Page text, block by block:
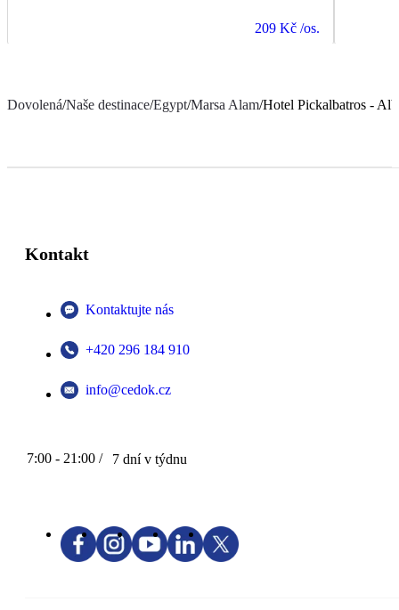
209 Kč /os.
Dovolená/Naše destinace/Egypt/Marsa Alam/Hotel Pickalbatros -
Kontakt
Kontaktujte nás
+420 296 184 910
info@cedok.cz
7:00 - 21:00 / 7 dní v týdnu